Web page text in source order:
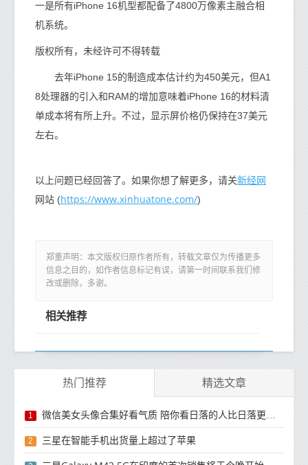
一是所有iPhone 16机型都配备了4800万像素主融合相
机系统。
版权所有，未经许可不得转载
去年iPhone 15的制造成本估计约为450美元，但A1
8处理器的引入和RAM的增加意味着iPhone 16的材料清
单成本将有所上升。不过，显示屏价格仍保持在37美元
左右。
以上问题已经回答了。如果你想了解更多，请关新经网
网站 (https://www.xinhuatone.com/)
郑重声明：本文版权归原作者所有，转载文章仅为传播更多
信息之目的，如作者信息标记有误，请第一时间联系我们修
改或删除，多谢。
相关推荐
热门推荐 精选文章
1 微信美女头像合集好看气质 陪你看日落的人比日落更浪漫
2 三星在智能手机出货量上超过了苹果